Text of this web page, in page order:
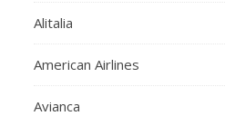
Alitalia
American Airlines
Avianca